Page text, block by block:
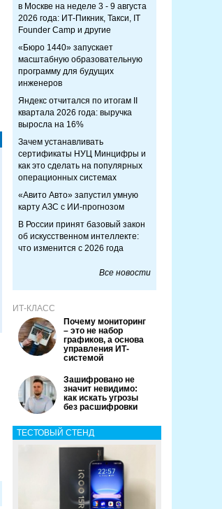
в Москве на неделе 3 - 9 августа
2026 года: ИТ-Пикник, Такси, IT
Founder Camp и другие
«Бюро 1440» запускает
масштабную образовательную
программу для будущих
инженеров
Яндекс отчитался по итогам II
квартала 2026 года: выручка
выросла на 16%
Зачем устанавливать
сертификаты НУЦ Минцифры и
как это сделать на популярных
операционных системах
«Авито Авто» запустил умную
карту АЗС с ИИ-прогнозом
В России принят базовый закон
об искусственном интеллекте:
что изменится с 2026 года
Все новости
ИТ-КЛАСС
Почему мониторинг
– это не набор
графиков, а основа
управления ИТ-
системой
Зашифровано не
значит невидимо:
как искать угрозы
без расшифровки
ТЕСТОВЫЙ СТЕНД